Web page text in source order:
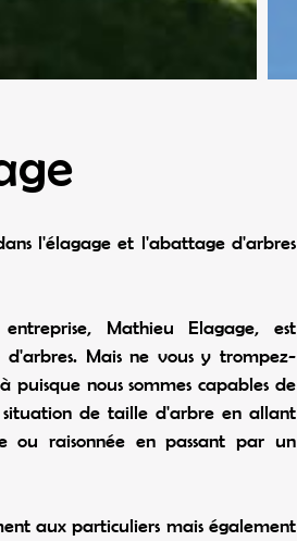
l'élagage et l'abattage d'arbres
Mathieu Elagage, est
Mais ne vous y trompez-
puisque nous sommes capables de
de taille d'arbre en allant
raisonnée en passant par un
aux particuliers mais également